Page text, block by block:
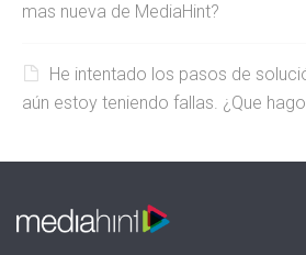
mas nueva de MediaHint?
He intentado los pasos de
aún estoy teniendo fallas. ¿Que